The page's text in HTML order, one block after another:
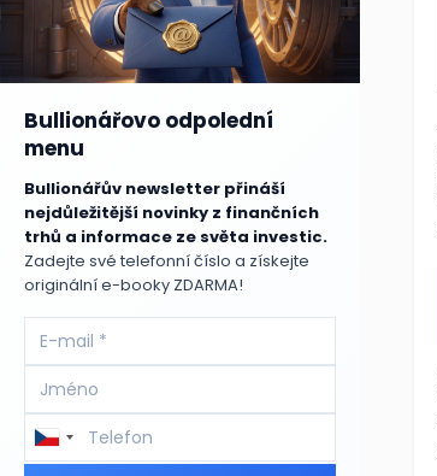
Bullionářovo odpolední
menu
Bullionářův newsletter přináší
nejdůležitější novinky z finančních
trhů a informace ze světa investic.
Zadejte své telefonní číslo a získejte
originální e-booky ZDARMA!